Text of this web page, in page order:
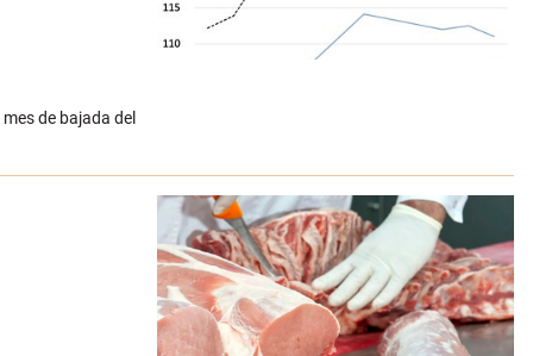
de bajada del